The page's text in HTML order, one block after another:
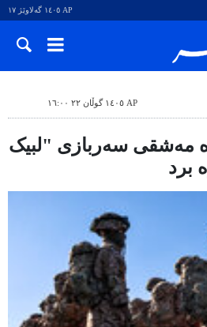
AP ١٤٠٥ گەلاوێژ ١٧
AP ١٤٠٥ گوڵان ٢٢ ١٦:٠٠
مەشقی سەربازی "لبیک
برد